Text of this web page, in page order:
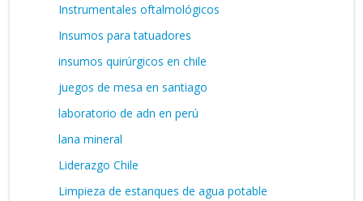
Instrumentales oftalmológicos
Insumos para tatuadores
insumos quirúrgicos en chile
juegos de mesa en santiago
laboratorio de adn en perú
lana mineral
Liderazgo Chile
Limpieza de estanques de agua potable